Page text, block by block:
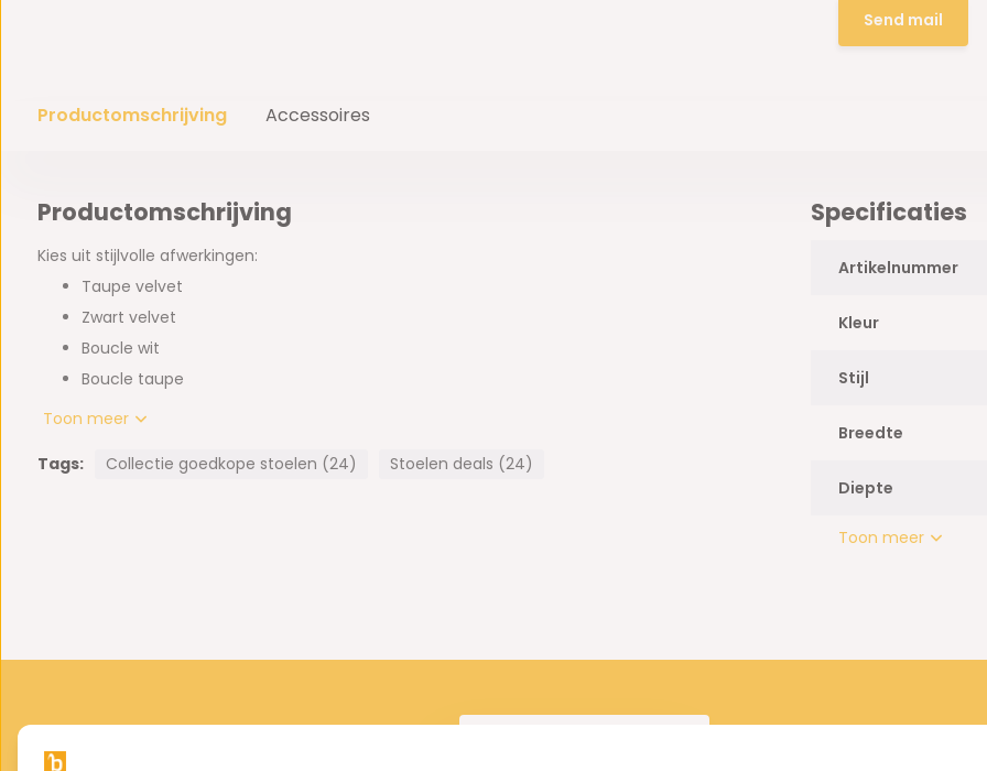
Send mail
Productomschrijving Accessoires
Productomschrijving
Kies uit stijlvolle afwerkingen:
Taupe velvet
Zwart velvet
Boucle wit
Boucle taupe
Flexibele stoel
naast stoelen ook kunt snuffelen tussen vloeren, raamdecoratie, bedden, banken,
-Zithoogte stoel (cm)48
Toon meer
Tags: Collectie goedkope stoelen (24) Stoelen deals (24)
Specificaties
Artikelnummer
Kleur
Stijl
Breedte
Diepte
Toon meer